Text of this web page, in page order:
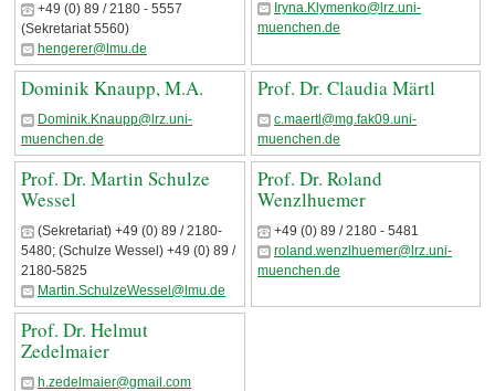
+49 (0) 89 / 2180 - 5557
(Sekretariat 5560)
hengerer@lmu.de
Iryna.Klymenko@lrz.uni-
muenchen.de
Dominik Knaupp, M.A.
Dominik.Knaupp@lrz.uni-
muenchen.de
Prof. Dr. Claudia Märtl
c.maertl@mg.fak09.uni-
muenchen.de
Prof. Dr. Martin Schulze
Wessel
(Sekretariat) +49 (0) 89 / 2180-
5480; (Schulze Wessel) +49 (0) 89 /
2180-5825
Martin.SchulzeWessel@lmu.de
Prof. Dr. Roland
Wenzlhuemer
+49 (0) 89 / 2180 - 5481
roland.wenzlhuemer@lrz.uni-
muenchen.de
Prof. Dr. Helmut
Zedelmaier
h.zedelmaier@gmail.com